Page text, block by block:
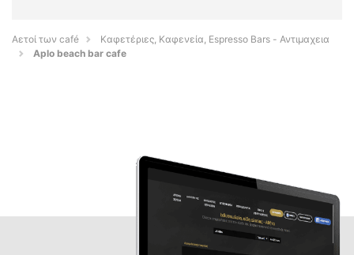
Αετοί των café
Καφετέριες, Καφενεία, Espresso Bars - Αντιμαχεια
Aplo beach bar cafe